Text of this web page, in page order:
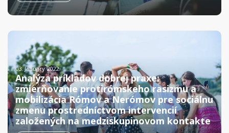
03. January 2022.
Analýza príkladov dobrej praxe:
zmierňovanie protirómskeho rasizmu a
mobilizácia Rómov a Nerómov pre sociálnu
zmenu prostredníctvom intervencií
založených na medziskupinovom kontakte